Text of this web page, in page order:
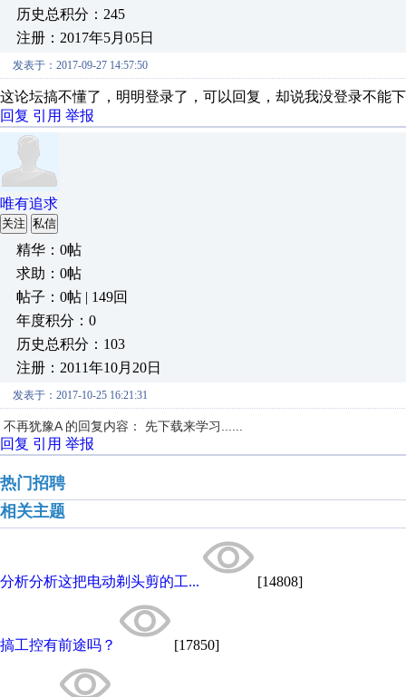
历史总积分：245
注册：2017年5月05日
发表于：2017-09-27 14:57:50
这论坛搞不懂了，明明登录了，可以回复，却说我没登录不能
回复 引用 举报
唯有追求
关注 私信
精华：0帖
求助：0帖
帖子：0帖 | 149回
年度积分：0
历史总积分：103
注册：2011年10月20日
发表于：2017-10-25 16:21:31
不再犹豫A 的回复内容： 先下载来学习......
回复 引用 举报
热门招聘
相关主题
分析分析这把电动剃头剪的工... [14808]
搞工控有前途吗？ [17850]